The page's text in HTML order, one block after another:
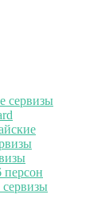
сервизы
персон